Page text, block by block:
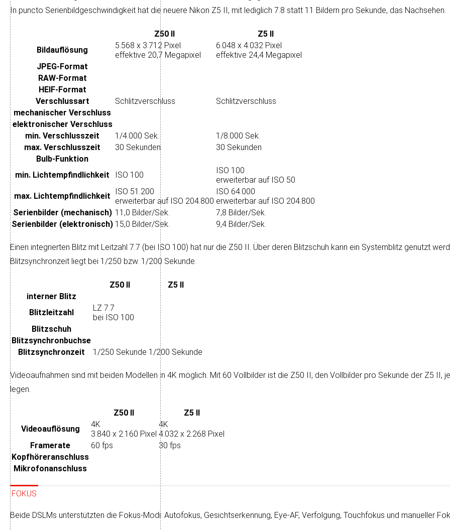
In puncto Serien­bild­ge­schwin­dig­keit hat die neuere Nikon Z5 II, mit ledig­lich 7.8 statt 11 Bildern pro Sekunde, das Nachsehen.
Z50 II
Z5 II
Bild­auflösung
5.568 x 3.712 Pixel
effektive 20,7 Megapixel
6.048 x 4.032 Pixel
effektive 24,4 Megapixel
JPEG-Format
RAW-Format
HEIF-Format
Verschluss­art
Schlitzverschluss
Schlitzverschluss
mechanischer Verschluss
elektronischer Verschluss
min. Verschlusszeit
1/4.000 Sek.
1/8.000 Sek.
max. Verschlusszeit
30 Sekunden
30 Sekunden
Bulb-Funktion
min. Licht­empfindlichkeit
ISO 100
ISO 100
erweiterbar auf ISO 50
max. Licht­empfindlichkeit
ISO 51.200
erweiterbar auf ISO 204.800
ISO 64.000
erweiterbar auf ISO 204.800
Serienbilder (mechanisch) 11,0 Bilder/Sek.
7,8 Bilder/Sek.
Serienbilder (elektronisch) 15,0 Bilder/Sek. 9,4 Bilder/Sek.
Einen integrierten Blitz mit Leit­zahl 7.7 (bei ISO 100) hat nur die Z50 II. Über deren Blitz­schuh kann ein Sys­tem­blitz ge­nutzt
Blitz­syn­chron­zeit liegt bei 1/250 bzw. 1/200 Sekunde.
Z50 II
Z5 II
interner Blitz
Blitzleitzahl
LZ 7.7
bei ISO 100
Blitzschuh
Blitz­synchron­buchse
Blitz­synchronzeit
1/250 Sekunde 1/200 Sekunde
Videoaufnahmen sind mit beiden Modellen in 4K mög­lich. Mit 60 Vollbilder ist die Z50 II, den Vollbilder pro Sekunde der Z5 II,
legen.
Z50 II
Z5 II
Video­auflösung
4K
3.840 x 2.160 Pixel
4K
4.032 x 2.268 Pixel
Framerate
60 fps
30 fps
Kopfhörer­anschluss
Mikrofon­anschluss
FOKUS
Beide DSLMs unterstützten die Fokus-Modi: Autofokus, Gesichtserkennung, Eye-AF, Verfolgung, Touchfokus und manueller